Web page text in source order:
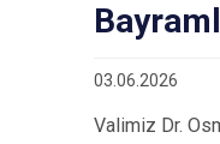
03.06.2026
Valimiz Dr.